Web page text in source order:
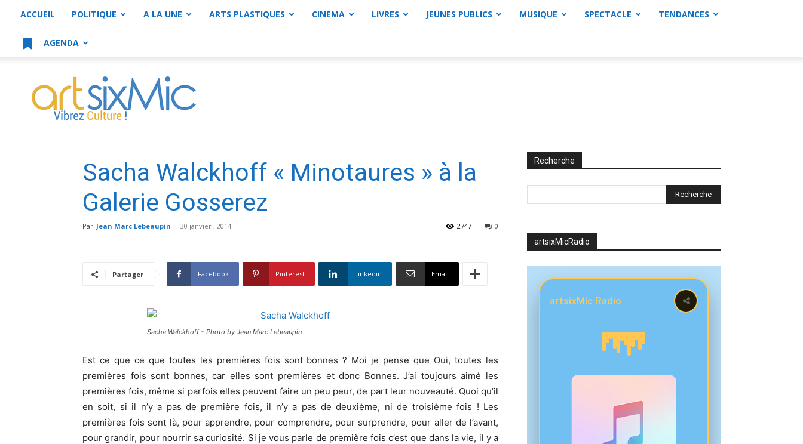
ACCUEIL POLITIQUE A LA UNE ARTS PLASTIQUES CINEMA LIVRES JEUNES PUBLICS MUSIQUE SPECTACLE TENDANCES
AGENDA
artsixMic
Sacha Walckhoff « Minotaures » à la
Galerie Gosserez
Par Jean Marc Lebeaupin - 30 janvier , 2014 0
2747
Partager Facebook Pinterest Linkedin Email
Sacha Walckhoff – Photo by Jean Marc Lebeaupin
Est ce que ce que toutes les premières fois sont bonnes ? Moi je pense que Oui, toutes les
premières fois sont bonnes, car elles sont premières et donc Bonnes. J’ai toujours aimé les
premières fois, même si parfois elles peuvent faire un peu peur, de part leur nouveauté. Quoi qu’il
en soit, si il n’y a pas de première fois, il n’y a pas de deuxième, ni de troisième fois ! Les
premières fois sont là, pour apprendre, pour comprendre, pour surprendre, pour aller de l’avant,
pour grandir, pour nourrir sa curiosité. Si je vous parle de première fois c’est que dans la vie, il y a
Recherche
artsixMicRadio